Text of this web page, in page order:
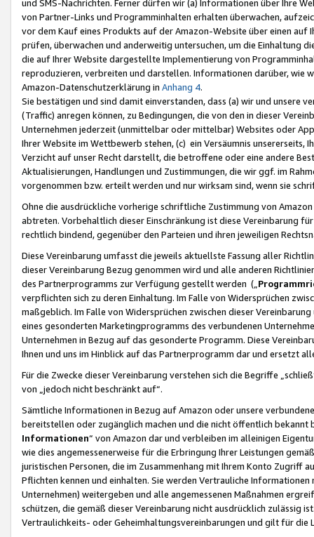
und SMS-Nachrichten. Ferner dürfen wir (a) Informationen über Ihre
von Partner-Links und Programminhalten erhalten überwachen,
vor dem Kauf eines Produkts auf der Amazon-Website über einen
prüfen, überwachen und anderweitig untersuchen, um die Einhaltung
die auf Ihrer Website dargestellte Implementierung von
reproduzieren, verbreiten und darstellen. Informationen darüber, wie
Amazon-Datenschutzerklärung in Anhang 4.
Sie bestätigen und sind damit einverstanden, dass (a) wir und
(Traffic) anregen können, zu Bedingungen, die von den in dieser
Unternehmen jederzeit (unmittelbar oder mittelbar) Websites oder
Ihrer Website im Wettbewerb stehen, (c) ein Versäumnis unsererseits,
Verzicht auf unser Recht darstellt, die betroffene oder eine andere
Aktualisierungen, Handlungen und Zustimmungen, die wir ggf. im
vorgenommen bzw. erteilt werden und nur wirksam sind, wenn sie
Ohne die ausdrückliche vorherige schriftliche Zustimmung von
abtreten. Vorbehaltlich dieser Einschränkung ist diese Vereinbarung
rechtlich bindend, gegenüber den Parteien und ihren jeweiligen
Diese Vereinbarung umfasst die jeweils aktuellste Fassung aller
dieser Vereinbarung Bezug genommen wird und alle anderen
des Partnerprogramms zur Verfügung gestellt werden („
verpflichten sich zu deren Einhaltung. Im Falle von Widersprüchen
maßgeblich. Im Falle von Widersprüchen zwischen dieser
eines gesonderten Marketingprogramms des verbundenen
Unternehmen in Bezug auf das gesonderte Programm. Diese
Ihnen und uns im Hinblick auf das Partnerprogramm dar und ersetzt
Für die Zwecke dieser Vereinbarung verstehen sich die Begriffe
von „jedoch nicht beschränkt auf“.
Sämtliche Informationen in Bezug auf Amazon oder unsere
bereitstellen oder zugänglich machen und die nicht öffentlich
Informationen“ von Amazon dar und verbleiben im alleinigen
wie dies angemessenerweise für die Erbringung Ihrer Leistungen
juristischen Personen, die im Zusammenhang mit Ihrem Konto
Pflichten kennen und einhalten. Sie werden Vertrauliche
Unternehmen) weitergeben und alle angemessenen Maßnahmen
schützen, die gemäß dieser Vereinbarung nicht ausdrücklich zulässig
Vertraulichkeits- oder Geheimhaltungsvereinbarungen und gilt für die